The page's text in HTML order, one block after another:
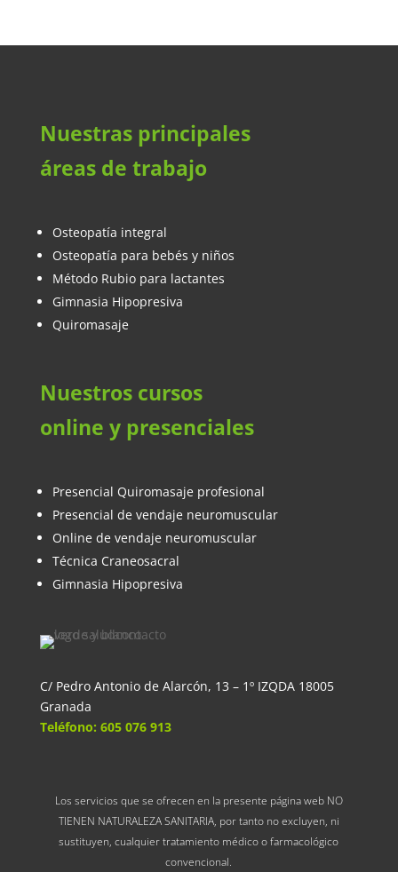
Nuestras principales
áreas de trabajo
Osteopatía integral
Osteopatía para bebés y niños
Método Rubio para lactantes
Gimnasia Hipopresiva
Quiromasaje
Nuestros cursos
online y presenciales
Presencial Quiromasaje profesional
Presencial de vendaje neuromuscular
Online de vendaje neuromuscular
Técnica Craneosacral
Gimnasia Hipopresiva
C/ Pedro Antonio de Alarcón, 13 – 1º IZQDA 18005
Granada
Teléfono: 605 076 913
Los servicios que se ofrecen en la presente página web NO
TIENEN NATURALEZA SANITARIA, por tanto no excluyen, ni
sustituyen, cualquier tratamiento médico o farmacológico
convencional.